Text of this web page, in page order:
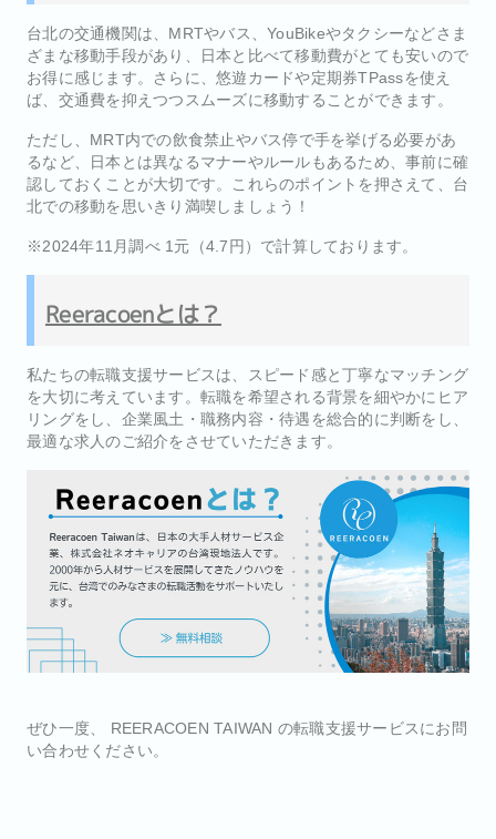
台北の交通機関は、MRTやバス、YouBikeやタクシーなどさま
ざまな移動手段があり、日本と比べて移動費がとても安いので
お得に感じます。さらに、悠遊カードや定期券TPassを使え
ば、交通費を抑えつつスムーズに移動することができます。
ただし、MRT内での飲食禁止やバス停で手を挙げる必要があ
るなど、日本とは異なるマナーやルールもあるため、事前に確
認しておくことが大切です。これらのポイントを押さえて、台
北での移動を思いきり満喫しましょう！
※2024年11月調べ 1元（4.7円）で計算しております。
Reeracoenとは？
私たちの転職支援サービスは、スピード感と丁寧なマッチング
を大切に考えています。転職を希望される背景を細やかにヒア
リングをし、企業風土・職務内容・待遇を総合的に判断をし、
最適な求人のご紹介をさせていただきます。
ぜひ一度、 REERACOEN TAIWAN の転職支援サービスにお問
い合わせください。